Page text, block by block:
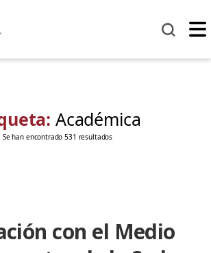
Académica
Se han encontrado 531 resultados
con el Medio